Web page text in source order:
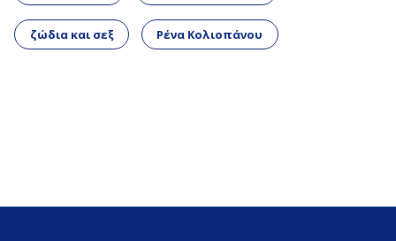
ζώδια και σεξ Ρένα Κολιοπάνου